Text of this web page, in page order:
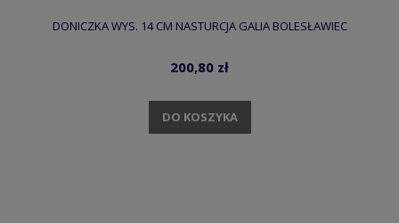
DONICZKA WYS. 14 CM NASTURCJA GALIA BOLESŁAWIEC
200,80 zł
DO KOSZYKA